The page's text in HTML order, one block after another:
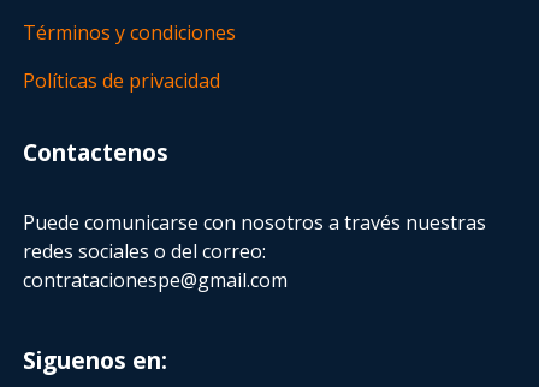
Términos y condiciones
Políticas de privacidad
Contactenos
Puede comunicarse con nosotros a través nuestras
redes sociales o del correo:
contratacionespe@gmail.com
Siguenos en: